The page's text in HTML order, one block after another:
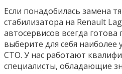
Если понадобилась замена
стабилизатора на Renault
автосервисов всегда
выберите для себя
СТО. У нас работают
специалисты, обладающие